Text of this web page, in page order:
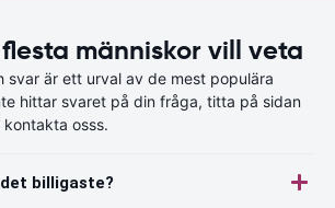
människor vill veta
svar är ett urval av de mest populära
hittar svaret på din fråga, titta på sidan
osss.
billigaste?